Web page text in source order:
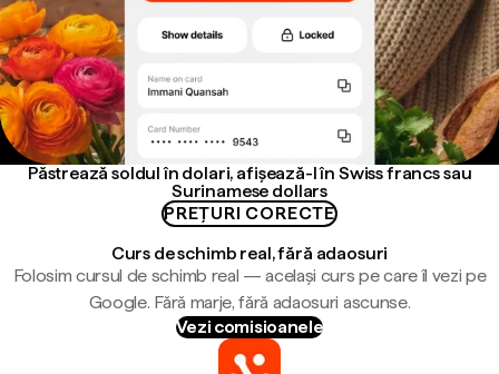
Păstrează soldul în dolari, afișează-l în Swiss francs sau
Surinamese dollars
PREȚURI CORECTE
Curs de schimb real, fără adaosuri
Folosim cursul de schimb real — același curs pe care îl vezi pe
Google. Fără marje, fără adaosuri ascunse.
Vezi comisioanele